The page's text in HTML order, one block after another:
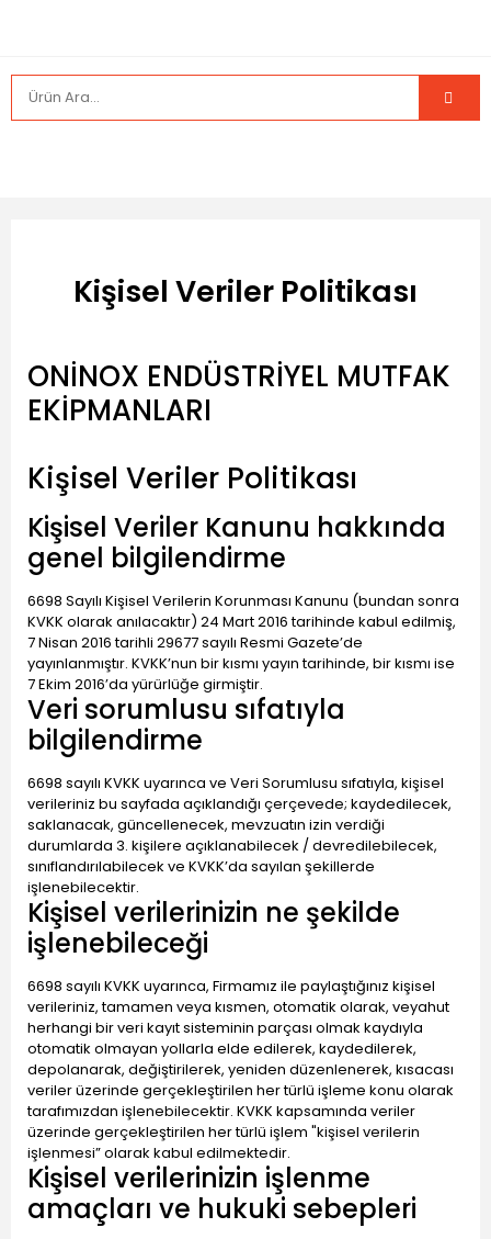
Kişisel Veriler Politikası
ONİNOX ENDÜSTRİYEL MUTFAK
EKİPMANLARI
Kişisel Veriler Politikası
Kişisel Veriler Kanunu hakkında
genel bilgilendirme
6698 Sayılı Kişisel Verilerin Korunması Kanunu (bundan sonra
KVKK olarak anılacaktır) 24 Mart 2016 tarihinde kabul edilmiş,
7 Nisan 2016 tarihli 29677 sayılı Resmi Gazete’de
yayınlanmıştır. KVKK’nun bir kısmı yayın tarihinde, bir kısmı ise
7 Ekim 2016’da yürürlüğe girmiştir.
Veri sorumlusu sıfatıyla
bilgilendirme
6698 sayılı KVKK uyarınca ve Veri Sorumlusu sıfatıyla, kişisel
verileriniz bu sayfada açıklandığı çerçevede; kaydedilecek,
saklanacak, güncellenecek, mevzuatın izin verdiği
durumlarda 3. kişilere açıklanabilecek / devredilebilecek,
sınıflandırılabilecek ve KVKK’da sayılan şekillerde
işlenebilecektir.
Kişisel verilerinizin ne şekilde
işlenebileceği
6698 sayılı KVKK uyarınca, Firmamız ile paylaştığınız kişisel
verileriniz, tamamen veya kısmen, otomatik olarak, veyahut
herhangi bir veri kayıt sisteminin parçası olmak kaydıyla
otomatik olmayan yollarla elde edilerek, kaydedilerek,
depolanarak, değiştirilerek, yeniden düzenlenerek, kısacası
veriler üzerinde gerçekleştirilen her türlü işleme konu olarak
tarafımızdan işlenebilecektir. KVKK kapsamında veriler
üzerinde gerçekleştirilen her türlü işlem "kişisel verilerin
işlenmesi” olarak kabul edilmektedir.
Kişisel verilerinizin işlenme
amaçları ve hukuki sebepleri